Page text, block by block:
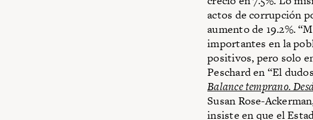
actos de corrupción
aumento de 19.2%.
importantes en la
positivos, pero solo
Peschard en “El
Balance temprano.
Susan Rose-
insiste en que el